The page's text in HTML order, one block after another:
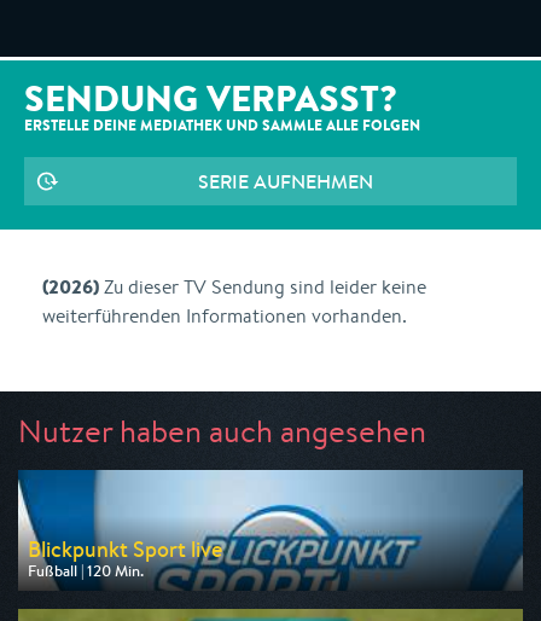
SENDUNG VERPASST?
ERSTELLE DEINE MEDIATHEK UND SAMMLE ALLE FOLGEN
SERIE AUFNEHMEN
(2026)Zu dieser TV Sendung sind leider keine
weiterführenden Informationen vorhanden.
Nutzer haben auch angesehen
Blickpunkt Sport live
Fußball | 120 Min.
Ausgestrahlt von BR
am 08.08.2026, 14:00